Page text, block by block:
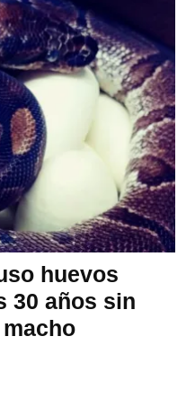
huevos
30 años sin